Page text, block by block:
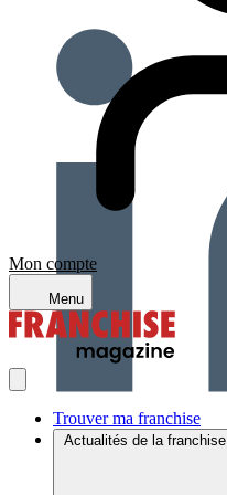
Mon compte
Menu
Trouver ma franchise
Actualités de la franchise